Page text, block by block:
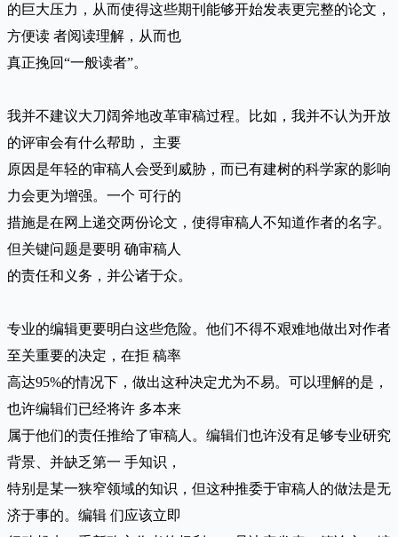
的巨大压力，从而使得这些期刊能够开始发表更完整的论文，
方便读 者阅读理解，从而也
真正挽回“一般读者”。
我并不建议大刀阔斧地改革审稿过程。比如，我并不认为开放
的评审会有什么帮助， 主要
原因是年轻的审稿人会受到威胁，而已有建树的科学家的影响
力会更为增强。一个 可行的
措施是在网上递交两份论文，使得审稿人不知道作者的名字。
但关键问题是要明 确审稿人
的责任和义务，并公诸于众。
专业的编辑更要明白这些危险。他们不得不艰难地做出对作者
至关重要的决定，在拒 稿率
高达95%的情况下，做出这种决定尤为不易。可以理解的是，
也许编辑们已经将许 多本来
属于他们的责任推给了审稿人。编辑们也许没有足够专业研究
背景、并缺乏第一 手知识，
特别是某一狭窄领域的知识，但这种推委于审稿人的做法是无
济于事的。编辑 们应该立即